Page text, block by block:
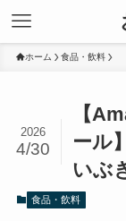
ホーム 食品・飲料
【
ール
いぶ
2026
4/30
食品・飲料